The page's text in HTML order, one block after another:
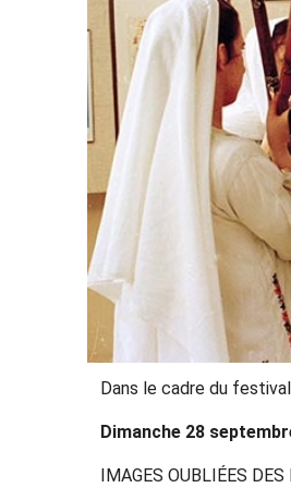
Dans le cadre du
Dimanche 28
IMAGES OUBLIÉES